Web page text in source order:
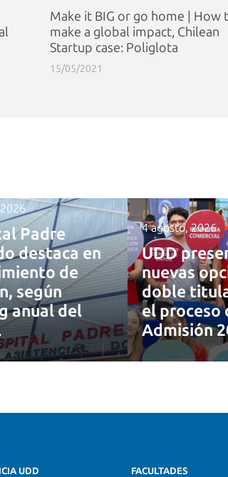
Make it BIG or go home | How
make a global impact, Chilean
Startup case: Poliglota
15/05/2021
Padre
destaca en
de
según
anual del
4 agosto, 2026
UDD
nuevas
doble
el proceso
Admisión
UDD
FACULTADES